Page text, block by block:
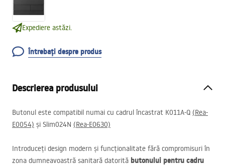
Expediere astăzi.
Întrebați despre produs
Descrierea produsului
Butonul este compatibil numai cu cadrul încastrat K011A-Q (Rea-
E0054) și Slim024N (Rea-E0630)
Introduceți design modern și funcționalitate fără compromisuri în
zona dumneavoastră sanitară datorită butonului pentru cadru